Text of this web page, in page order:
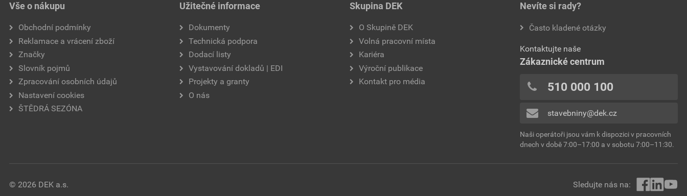
Vše o nákupu
Obchodní podmínky
Reklamace a vrácení zboží
Značky
Slovník pojmů
Zpracování osobních údajů
Nastavení cookies
ŠTĚDRÁ SEZÓNA
Užitečné informace
Dokumenty
Technická podpora
Dodací listy
Vystavování dokladů | EDI
Projekty a granty
O nás
Skupina DEK
O Skupině DEK
Volná pracovní místa
Kariéra
Výroční publikace
Kontakt pro média
Nevíte si rady?
Často kladené otázky
Kontaktujte naše
Zákaznické centrum
510 000 100
stavebniny@dek.cz
Naši operátoři jsou vám k dispozici v pracovních
dnech v době 7:00–17:00 a v sobotu 7:00–11:30.
© 2026 DEK a.s. Sledujte nás na: